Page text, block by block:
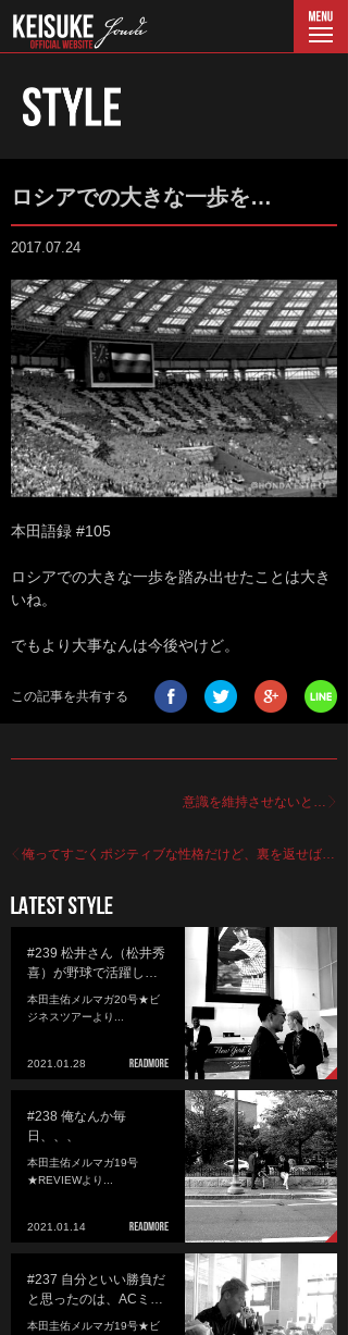
ロシアでの大きな一歩を…
2017.07.24
本田語録 #105
ロシアでの大きな一歩を踏み出せたことは大き
いね。
でもより大事なんは今後やけど。
この記事を共有する
意識を維持させないと…
俺ってすごくポジティブな性格だけど、裏を返せば…
#239 松井さん（松井秀
喜）が野球で活躍し…
本田圭佑メルマガ20号★ビ
ジネスツアーより...
2021.01.28
#238 俺なんか毎
日、、、
本田圭佑メルマガ19号
★REVIEWより...
2021.01.14
#237 自分といい勝負だ
と思ったのは、ACミ…
本田圭佑メルマガ19号★ビ